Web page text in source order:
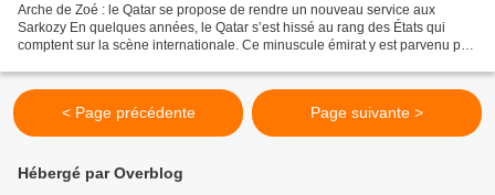
Arche de Zoé : le Qatar se propose de rendre un nouveau service aux
Sarkozy En quelques années, le Qatar s’est hissé au rang des États qui
comptent sur la scène internationale. Ce minuscule émirat y est parvenu par
< Page précédente Page suivante >
Hébergé par Overblog